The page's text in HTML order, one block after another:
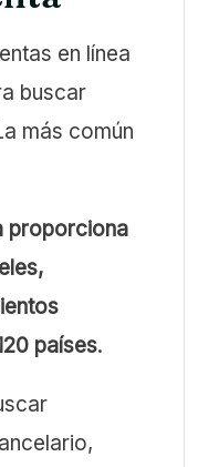
en línea
buscar
más común
proporciona
países.